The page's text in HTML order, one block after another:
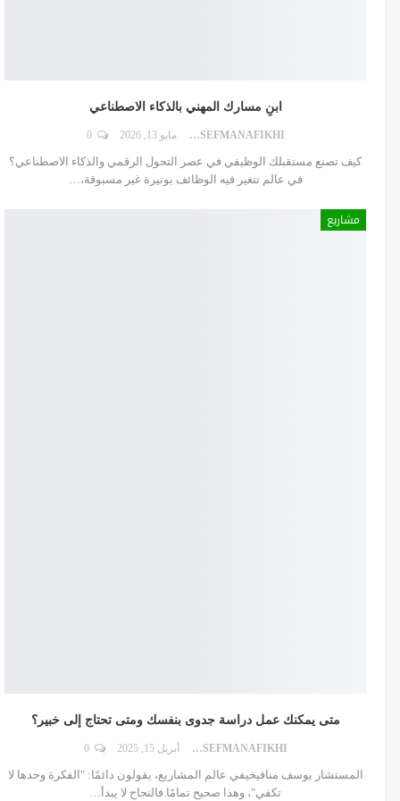
ابنِ مسارك المهني بالذكاء الاصطناعي
DR.YOUSEFMANAFIKHI مايو 13, 2026 0
كيف تصنع مستقبلك الوظيفي في عصر التحول الرقمي والذكاء الاصطناعي؟
في عالم تتغير فيه الوظائف بوتيرة غير مسبوقة،
مشاريع
متى يمكنك عمل دراسة جدوى بنفسك ومتى تحتاج إلى خبير؟
DR.YOUSEFMANAFIKHI أبريل 15, 2025 0
المستشار يوسف منافيخيفي عالم المشاريع، يقولون دائمًا: "الفكرة وحدها لا
تكفي"، وهذا صحيح تمامًا.فالنجاح لا يبدأ…